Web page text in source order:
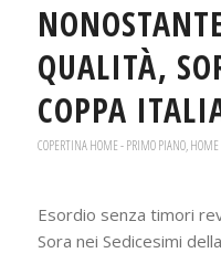
QUALITÀ,
COPPA
COPERTINA HOME - PRIMO PIANO,HOME
Esordio senza timori
Sora nei Sedicesimi